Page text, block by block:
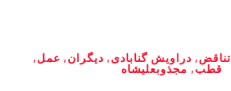
تناقض, دراویش گنابادی, ديگران, عمل,
قطب, مجذوبعلیشاه